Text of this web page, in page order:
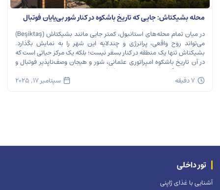
محله بشیکتاش: جایی که تاریخ باشکوه در کنار شور بی‌پایان فوتبال
در میان تمام محله‌های استانبول، کمتر جایی مانند بشیکتاش (Beşiktaş)
می‌تواند روح واقعی، پرانرژی و چندلایه این شهر را به نمایش بگذارد.
بشیکتاش تنها یک منطقه در کنار بسفر نیست؛ بلکه یک مرکز حیاتی است که
در آن تاریخ باشکوه امپراتوری عثمانی، شور و هیجان وصف‌ناپذیر فوتبال و
ریتم تند زندگی مدرن شهری در هم […]
7 دقیقه سپتامبر 17, 2025
تور داخلی
آشنایی با غذای ژاپنی